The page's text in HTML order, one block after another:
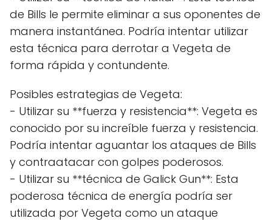
de Bills le permite eliminar a sus oponentes de
manera instantánea. Podría intentar utilizar
esta técnica para derrotar a Vegeta de
forma rápida y contundente.
Posibles estrategias de Vegeta:
- Utilizar su **fuerza y resistencia**: Vegeta es
conocido por su increíble fuerza y resistencia.
Podría intentar aguantar los ataques de Bills
y contraatacar con golpes poderosos.
- Utilizar su **técnica de Galick Gun**: Esta
poderosa técnica de energía podría ser
utilizada por Vegeta como un ataque